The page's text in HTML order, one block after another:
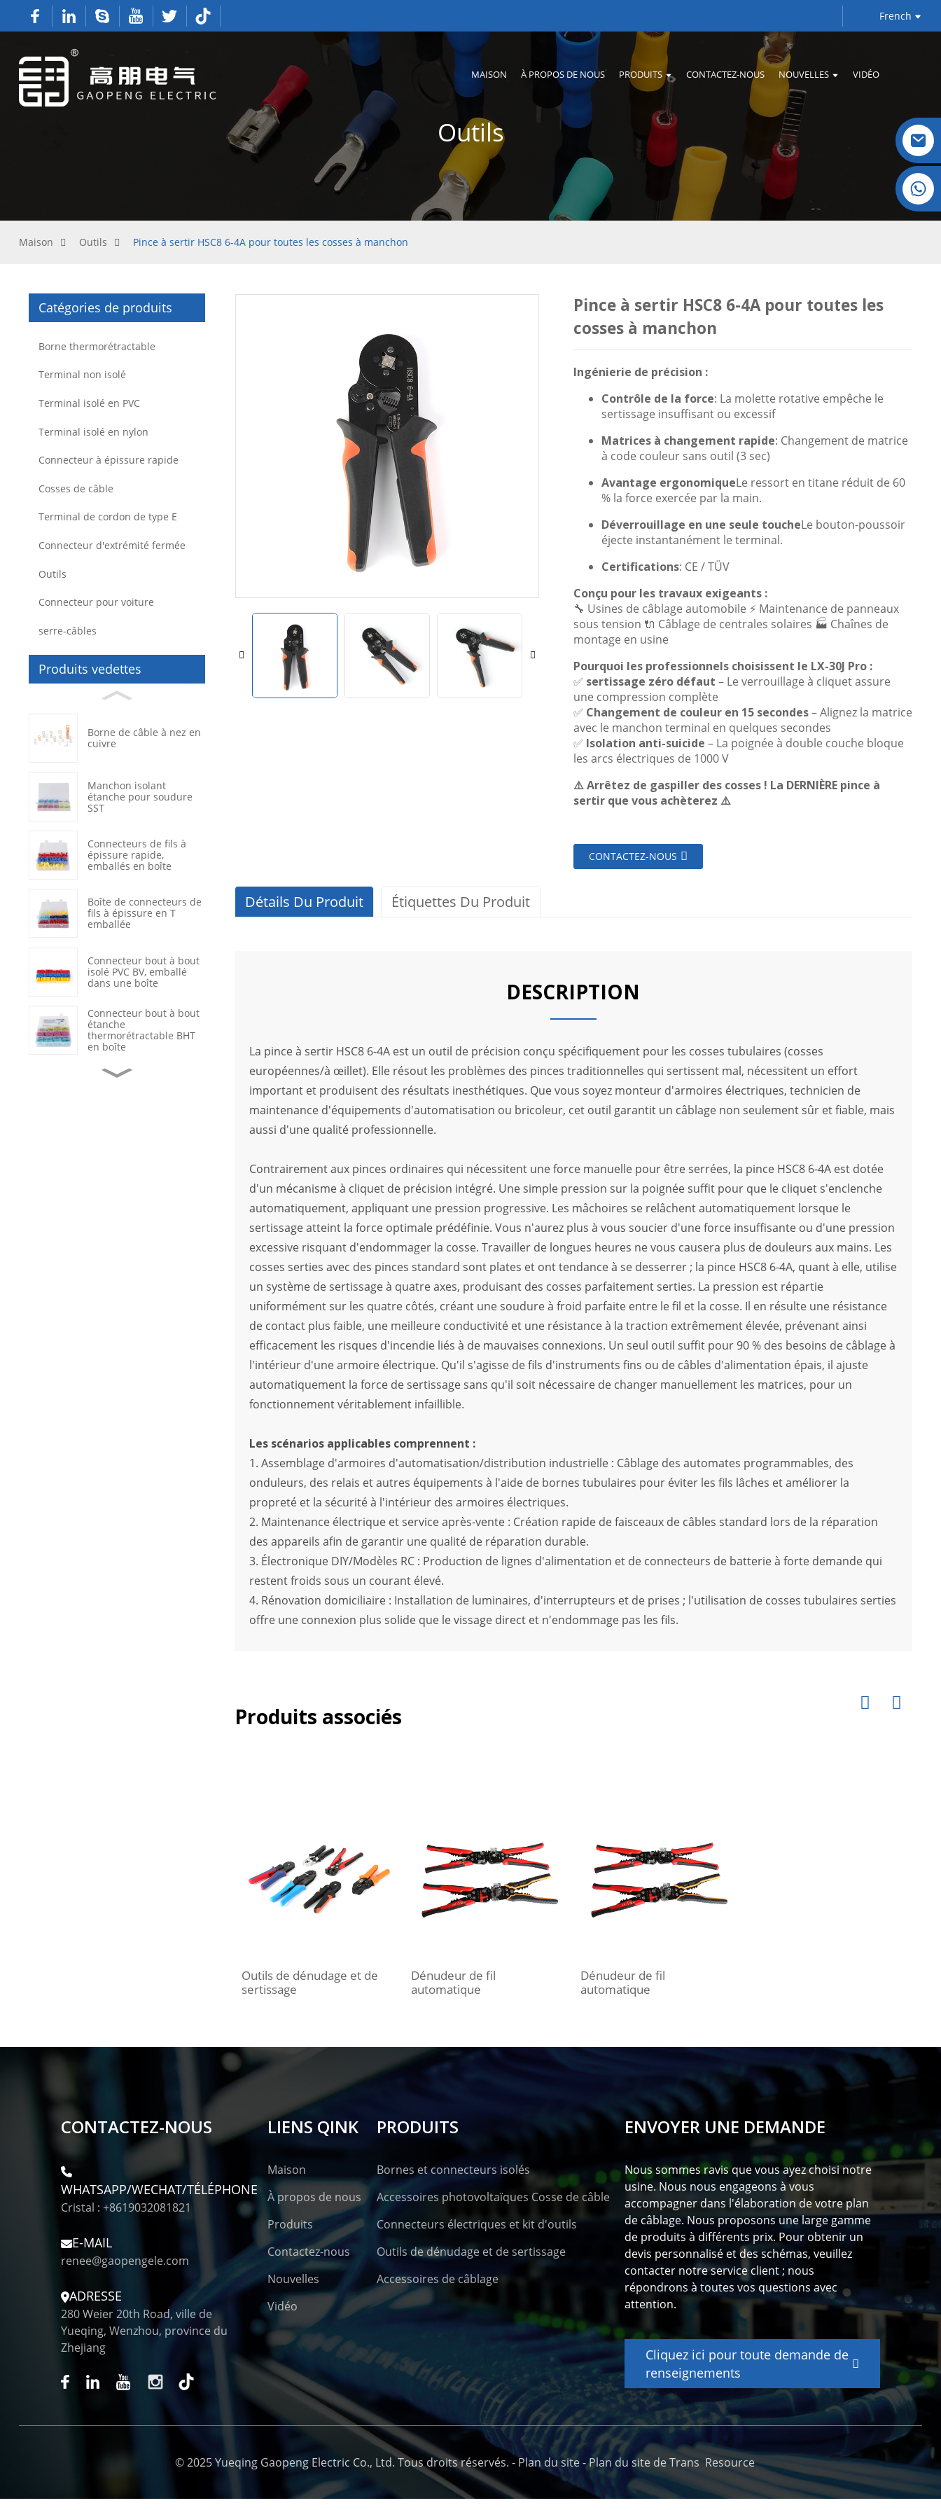
French
MAISON À PROPOS DE NOUS PRODUITS CONTACTEZ-NOUS NOUVELLES VIDÉO
Cristal : +86 19032081821
Outils
Maison Outils Pince à sertir HSC8 6-4A pour toutes les cosses à manchon
Catégories de produits
Borne thermorétractable
Terminal non isolé
Terminal isolé en PVC
Terminal isolé en nylon
Connecteur à épissure rapide
Cosses de câble
Terminal de cordon de type E
Connecteur d'extrémité fermée
Outils
Connecteur pour voiture
serre-câbles
Produits vedettes
Borne de câble à nez en
cuivre
Manchon isolant
étanche pour soudure
SST
Connecteurs de fils à
épissure rapide,
emballés en boîte
Boîte de connecteurs de
fils à épissure en T
emballée
Connecteur bout à bout
isolé PVC BV, emballé
dans une boîte
Connecteur bout à bout
étanche
thermorétractable BHT
en boîte
Cosses à sertir
Pince à sertir HSC8 6-4A pour toutes les
cosses à manchon
Ingénierie de précision :
Contrôle de la force: La molette rotative empêche le
sertissage insuffisant ou excessif
Matrices à changement rapide: Changement de matrice
à code couleur sans outil (3 sec)
Avantage ergonomiqueLe ressort en titane réduit de 60
% la force exercée par la main.
Déverrouillage en une seule toucheLe bouton-poussoir
éjecte instantanément le terminal.
Certifications: CE / TÜV
Conçu pour les travaux exigeants :
🔧 Usines de câblage automobile ⚡ Maintenance de panneaux
sous tension 🔌 Câblage de centrales solaires 🏭 Chaînes de
montage en usine
Pourquoi les professionnels choisissent le LX-30J Pro :
✅ sertissage zéro défaut – Le verrouillage à cliquet assure
une compression complète
✅ Changement de couleur en 15 secondes– Alignez la matrice
avec le manchon terminal en quelques secondes
✅ Isolation anti-suicide – La poignée à double couche bloque
les arcs électriques de 1000 V
⚠️ Arrêtez de gaspiller des cosses ! La DERNIÈRE pince à
sertir que vous achèterez ⚠️
CONTACTEZ-NOUS
Détails Du Produit Étiquettes Du Produit
DESCRIPTION
La pince à sertir HSC8 6-4A est un outil de précision conçu spécifiquement pour les cosses tubulaires (cosses
européennes/à œillet). Elle résout les problèmes des pinces traditionnelles qui sertissent mal, nécessitent un effort
important et produisent des résultats inesthétiques. Que vous soyez monteur d'armoires électriques, technicien de
maintenance d'équipements d'automatisation ou bricoleur, cet outil garantit un câblage non seulement sûr et fiable, mais
aussi d'une qualité professionnelle.
Contrairement aux pinces ordinaires qui nécessitent une force manuelle pour être serrées, la pince HSC8 6-4A est dotée
d'un mécanisme à cliquet de précision intégré. Une simple pression sur la poignée suffit pour que le cliquet s'enclenche
automatiquement, appliquant une pression progressive. Les mâchoires se relâchent automatiquement lorsque le
sertissage atteint la force optimale prédéfinie. Vous n'aurez plus à vous soucier d'une force insuffisante ou d'une pression
excessive risquant d'endommager la cosse. Travailler de longues heures ne vous causera plus de douleurs aux mains. Les
cosses serties avec des pinces standard sont plates et ont tendance à se desserrer ; la pince HSC8 6-4A, quant à elle, utilise
un système de sertissage à quatre axes, produisant des cosses parfaitement serties. La pression est répartie
uniformément sur les quatre côtés, créant une soudure à froid parfaite entre le fil et la cosse. Il en résulte une résistance
de contact plus faible, une meilleure conductivité et une résistance à la traction extrêmement élevée, prévenant ainsi
efficacement les risques d'incendie liés à de mauvaises connexions. Un seul outil suffit pour 90 % des besoins de câblage à
l'intérieur d'une armoire électrique. Qu'il s'agisse de fils d'instruments fins ou de câbles d'alimentation épais, il ajuste
automatiquement la force de sertissage sans qu'il soit nécessaire de changer manuellement les matrices, pour un
fonctionnement véritablement infaillible.
Les scénarios applicables comprennent :
1. Assemblage d'armoires d'automatisation/distribution industrielle : Câblage des automates programmables, des
onduleurs, des relais et autres équipements à l'aide de bornes tubulaires pour éviter les fils lâches et améliorer la
propreté et la sécurité à l'intérieur des armoires électriques.
2. Maintenance électrique et service après-vente : Création rapide de faisceaux de câbles standard lors de la réparation
des appareils afin de garantir une qualité de réparation durable.
3. Électronique DIY/Modèles RC : Production de lignes d'alimentation et de connecteurs de batterie à forte demande qui
restent froids sous un courant élevé.
4. Rénovation domiciliaire : Installation de luminaires, d'interrupteurs et de prises ; l'utilisation de cosses tubulaires serties
offre une connexion plus solide que le vissage direct et n'endommage pas les fils.
Produits associés
Outils de dénudage et de
sertissage
Dénudeur de fil
automatique
Dénudeur de fil
automatique
CONTACTEZ-NOUS
WHATSAPP/WECHAT/TÉLÉPHONE
Cristal : +8619032081821
E-MAIL
renee@gaopengele.com
ADRESSE
280 Weier 20th Road, ville de
Yueqing, Wenzhou, province du
Zhejiang
LIENS QINK
Maison
À propos de nous
Produits
Contactez-nous
Nouvelles
Vidéo
PRODUITS
Bornes et connecteurs isolés
Accessoires photovoltaïques Cosse de câble
Connecteurs électriques et kit d'outils
Outils de dénudage et de sertissage
Accessoires de câblage
ENVOYER UNE DEMANDE
Nous sommes ravis que vous ayez choisi notre
usine. Nous nous engageons à vous
accompagner dans l'élaboration de votre plan
de câblage. Nous proposons une large gamme
de produits à différents prix. Pour obtenir un
devis personnalisé et des schémas, veuillez
contacter notre service client ; nous
répondrons à toutes vos questions avec
attention.
Cliquez ici pour toute demande de
renseignements
© 2025 Yueqing Gaopeng Electric Co., Ltd. Tous droits réservés. -Plan du site-Plan du site de Trans Resource